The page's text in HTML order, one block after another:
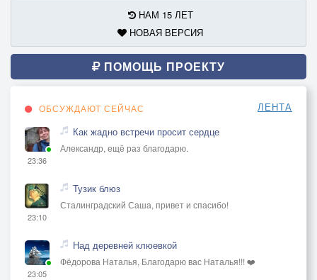
НАМ 15 ЛЕТ
НОВАЯ ВЕРСИЯ
ПОМОЩЬ ПРОЕКТУ
ОБСУЖДАЮТ СЕЙЧАС ЛЕНТА
23:36
Как жадно встречи просит сердце
Александр, ещё раз благодарю.
23:10
Тузик блюз
Сталинградский Саша, привет и спасибо!
23:05
Над деревней клюевкой
Фёдорова Наталья, Благодарю вас Наталья!!! ❤️